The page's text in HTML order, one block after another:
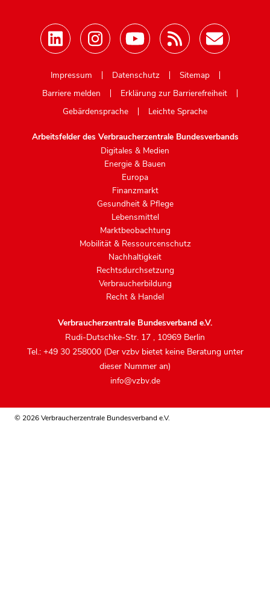
Impressum
Datenschutz
Sitemap
Barriere melden
Erklärung zur Barrierefreiheit
Gebärdensprache
Leichte Sprache
Arbeitsfelder des Verbraucherzentrale Bundesverbands
Digitales & Medien
Energie & Bauen
Europa
Finanzmarkt
Gesundheit & Pflege
Lebensmittel
Marktbeobachtung
Mobilität & Ressourcenschutz
Nachhaltigkeit
Rechtsdurchsetzung
Verbraucherbildung
Recht & Handel
Verbraucherzentrale Bundesverband e.V.
Rudi-Dutschke-Str. 17 , 10969 Berlin
Tel.: +49 30 258000 (Der vzbv bietet keine Beratung unter
dieser Nummer an)
info@vzbv.de
© 2026 Verbraucherzentrale Bundesverband e.V.